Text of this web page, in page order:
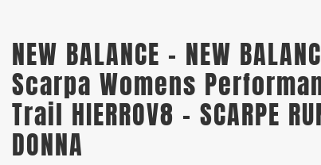
NEW BALANCE – NEW
Scarpa Womens
Trail HIERROV8 – SCARPE
DONNA